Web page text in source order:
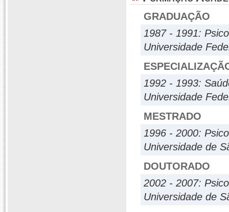
GRADUAÇÃO
1987 - 1991:
Universidade
1992 - 1993:
Universidade
MESTRADO
1996 - 2000:
Universidade de
DOUTORADO
2002 - 2007:
Universidade de